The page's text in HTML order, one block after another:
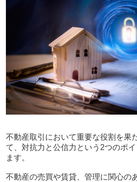
不動産取引において重要な役割を果
て、対抗力と公信力という2つのポ
ます。
不動産の売買や賃貸、管理に関心の